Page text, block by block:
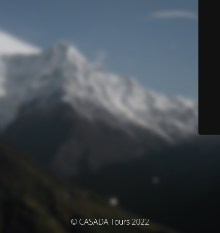
© CASADA Tours 2022